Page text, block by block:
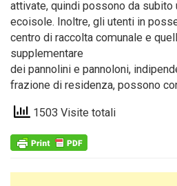
attivate, quindi possono da
ecoisole. Inoltre, gli utenti in
centro di raccolta comunale e
supplementare
dei pannolini e pannoloni,
frazione di residenza, possono
1503 Visite totali